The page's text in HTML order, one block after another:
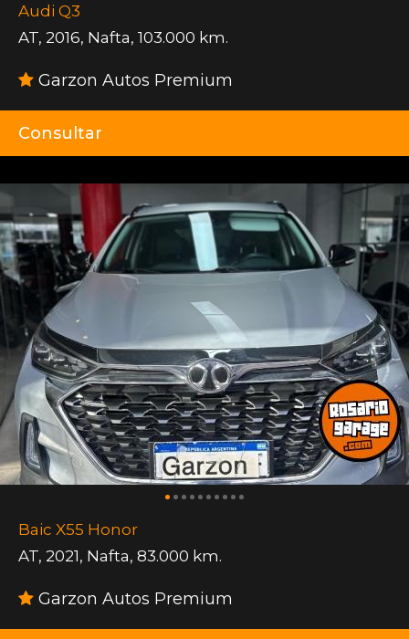
Audi Q3
AT, 2016, Nafta, 103.000 km.
Garzon Autos Premium
Consultar
Baic X55 Honor
AT, 2021, Nafta, 83.000 km.
Garzon Autos Premium